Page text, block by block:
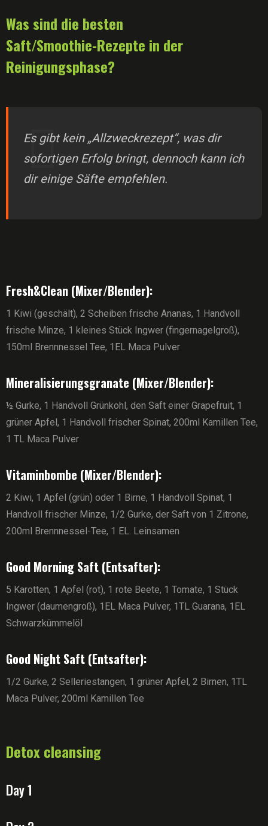
Was sind die besten
Saft/Smoothie-Rezepte in der
Reinigungsphase?
Es gibt kein „Allzweckrezept“, was dir
sofortigen Erfolg bringt, dennoch kann ich
dir einige Säfte empfehlen.
Fresh&Clean (Mixer/Blender):
1 Kiwi (geschält), 2 Scheiben frische Ananas, 1 Handvoll
frische Minze, 1 kleines Stück Ingwer (fingernagelgroß),
150ml Brennnessel Tee, 1EL Maca Pulver
Mineralisierungsgranate (Mixer/Blender):
½ Gurke, 1 Handvoll Grünkohl, den Saft einer Grapefruit, 1
grüner Apfel, 1 Handvoll frischer Spinat, 200ml Kamillen Tee,
1 TL Maca Pulver
Vitaminbombe (Mixer/Blender):
2 Kiwi, 1 Apfel (grün) oder 1 Birne, 1 Handvoll Spinat, 1
Handvoll frischer Minze, 1/2 Gurke, der Saft von 1 Zitrone,
200ml Brennnessel-Tee, 1 EL. Leinsamen
Good Morning Saft (Entsafter):
5 Karotten, 1 Apfel (rot), 1 rote Beete, 1 Tomate, 1 Stück
Ingwer (daumengroß), 1EL Maca Pulver, 1TL Guarana, 1EL
Schwarzkümmelöl
Good Night Saft (Entsafter):
1/2 Gurke, 2 Selleriestangen, 1 grüner Apfel, 2 Birnen, 1TL
Maca Pulver, 200ml Kamillen Tee
Detox cleansing
Day 1